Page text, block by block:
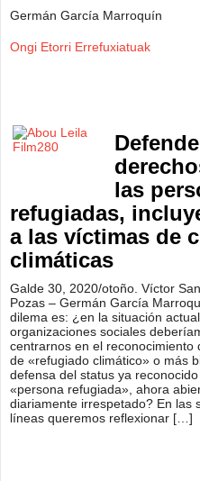
Germán García Marroquín
Ongi Etorri Errefuxiatuak
las
refugiadas,
a las víctimas de
climáticas
Galde 30, 2020/otoño. Víctor
Pozas – Germán García
dilema es: ¿en la situación
organizaciones sociales
centrarnos en el reconocimiento
de «refugiado climático» o más
defensa del status ya
«persona refugiada», ahora
diariamente irrespetado? En las
líneas queremos reflexionar […]